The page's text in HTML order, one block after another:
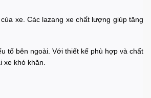
xe. Các lazang xe chất lượng giúp tăng
tố bên ngoài. Với thiết kế phù hợp và chất
khó khăn.